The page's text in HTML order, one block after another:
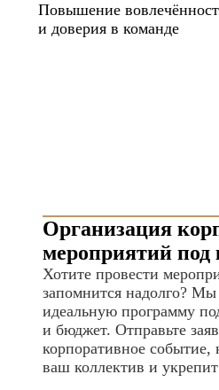
Повышение
и доверия в команде
Организация
мероприятий под
Хотите провести
запомнится надолго? Мы
идеальную программу
и бюджет. Отправьте
корпоративное событие,
ваш коллектив и